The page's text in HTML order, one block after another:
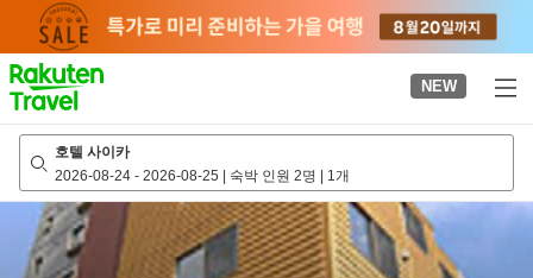
page
NEW
호텔 사이카
2026-08-24 - 2026-08-25 | 숙박 인원 2명 | 1개